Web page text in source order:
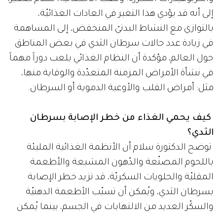
إلى أنه قد يؤدي هذا التغير في العادات الغذائيّة،
بالتوازي مع النشاط البدنيّ المنخفض، إلى المساهمة
في زيادة عدد حالات سرطان الثدي في بعض المناطق
حول العالم، مؤكدة أن النظام الغذائي يلعب دوراً مهماً
في نشأة الأمراض المزمنة المتعدّدة والوقاية منها،
مثل: أمراض القلب والأوعية الدموية أو السرطان.
كيف يحمي الغذاء من خطر الإصابة بسرطان
الثدي؟
توضح الدكتورة سلام أن الأنظمة الغذائية المليئة
باللحوم المصنّعة والدّهون المشبعة والأطعمة
المقليّة والحلويات السكريّة، قد تزيد خطر الإصابة
بسرطان الثدي، ويُمكن أن تسبّب الأطعمة الدهنيّة
والسكّر العديد من الالتهابات في الجسم، بينما يُمكن